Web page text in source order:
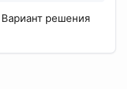
решения